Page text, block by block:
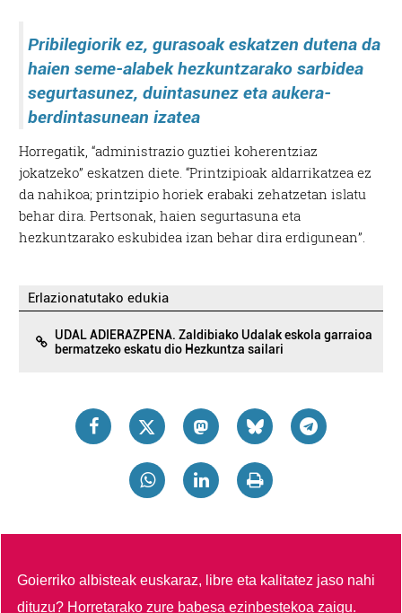
Pribilegiorik ez, gurasoak eskatzen dutena da
haien seme-alabek hezkuntzarako sarbidea
segurtasunez, duintasunez eta aukera-
berdintasunean izatea
Horregatik, “administrazio guztiei koherentziaz
jokatzeko” eskatzen diete. “Printzipioak aldarrikatzea ez
da nahikoa; printzipio horiek erabaki zehatzetan islatu
behar dira. Pertsonak, haien segurtasuna eta
hezkuntzarako eskubidea izan behar dira erdigunean”.
Erlazionatutako edukia
UDAL ADIERAZPENA. Zaldibiako Udalak eskola garraioa
bermatzeko eskatu dio Hezkuntza sailari
Goierriko albisteak euskaraz, libre eta kalitatez jaso nahi
dituzu? Horretarako zure babesa ezinbestekoa zaigu.